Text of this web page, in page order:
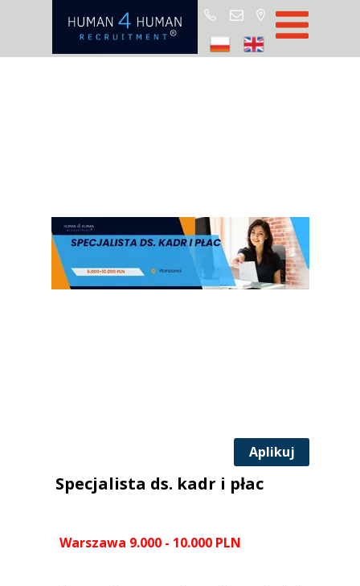
Start
Aplikuj
Warszawa 9.000 - 10.000 PLN
Specjalista ds. kadr i płac